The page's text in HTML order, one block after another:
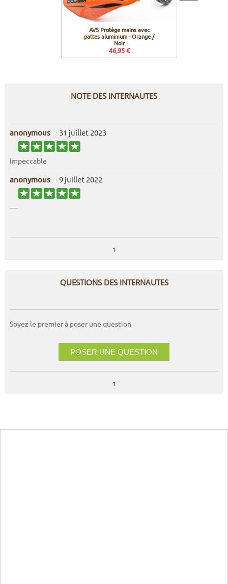
AVS Protège mains avec
pattes aluminium - Orange /
Noir
46,95 €
NOTE DES INTERNAUTES
anonymous 31 juillet 2023
impeccable
anonymous 9 juillet 2022
----
1
QUESTIONS DES INTERNAUTES
Soyez le premier à poser une question
POSER UNE QUESTION
1